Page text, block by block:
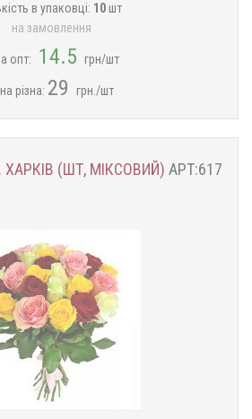
в упаковці: 10 шт
на замовлення
опт: 14.5 грн/шт
різна: 29 грн./шт
(ШТ, МІКСОВИЙ) АРТ:617